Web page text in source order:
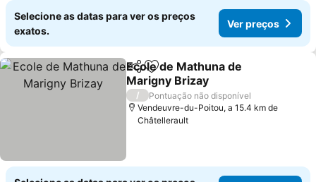
Selecione as datas para ver os preços
exatos.
Ver preços
PartilharAdicionar aos favoritos
Ecole de Mathuna de
Marigny Brizay
/
Pontuação não disponível
Vendeuvre-du-Poitou, a 15.4 km de
Châtellerault